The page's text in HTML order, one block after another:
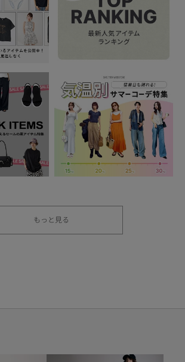
もっと見る